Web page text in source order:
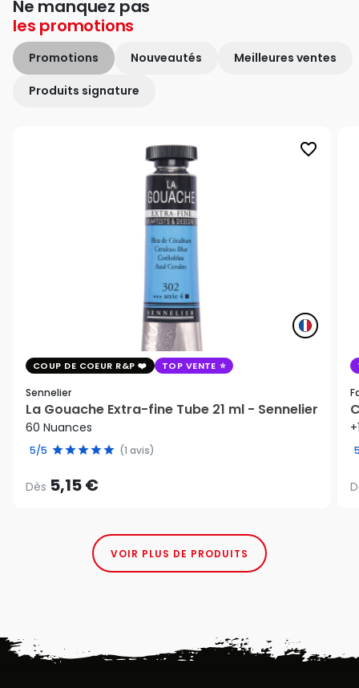
Ne manquez pas
les promotions
Promotions Nouveautés Meilleures ventes
Produits signature
favorite_border
COUP DE COEUR R&P TOP VENTE
Sennelier
La Gouache Extra-fine Tube 21 ml - Sennelier
60 Nuances
5/5 (1 avis)
Dès 5,15 €
VOIR PLUS DE PRODUITS